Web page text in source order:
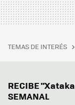
TEMAS DE INTERÉS
RECIBE
SEMANAL